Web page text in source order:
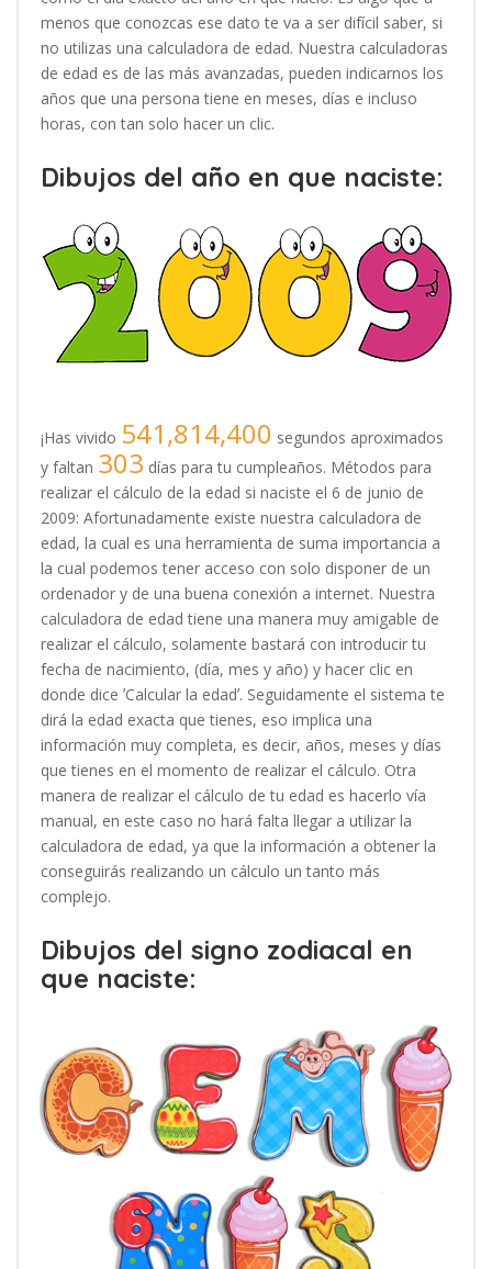
menos que conozcas ese dato te va a ser difícil saber, si
no utilizas una calculadora de edad. Nuestra calculadoras
de edad es de las más avanzadas, pueden indicarnos los
años que una persona tiene en meses, días e incluso
horas, con tan solo hacer un clic.
Dibujos del año en que naciste:
¡Has vivido 541,814,400 segundos aproximados
y faltan 303 días para tu cumpleaños. Métodos para
realizar el cálculo de la edad si naciste el 6 de junio de
2009: Afortunadamente existe nuestra calculadora de
edad, la cual es una herramienta de suma importancia a
la cual podemos tener acceso con solo disponer de un
ordenador y de una buena conexión a internet. Nuestra
calculadora de edad tiene una manera muy amigable de
realizar el cálculo, solamente bastará con introducir tu
fecha de nacimiento, (día, mes y año) y hacer clic en
donde dice ʼCalcular la edadʼ. Seguidamente el sistema te
dirá la edad exacta que tienes, eso implica una
información muy completa, es decir, años, meses y días
que tienes en el momento de realizar el cálculo. Otra
manera de realizar el cálculo de tu edad es hacerlo vía
manual, en este caso no hará falta llegar a utilizar la
calculadora de edad, ya que la información a obtener la
conseguirás realizando un cálculo un tanto más
complejo.
Dibujos del signo zodiacal en
que naciste: